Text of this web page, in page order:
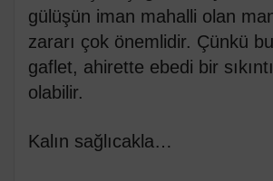
gülüşün iman mahalli olan
zararı çok önemlidir. Çünkü
gaflet, ahirette ebedi bir
olabilir.
Kalın sağlıcakla…